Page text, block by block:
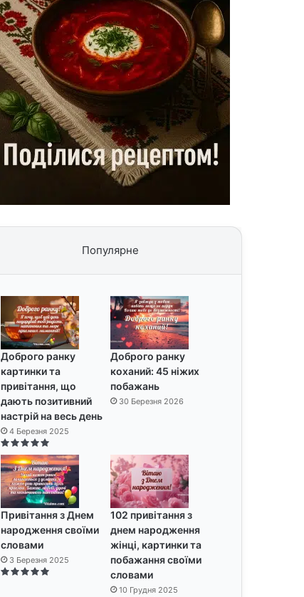
Популярне
Доброго ранку
картинки та
привітання, що
дають позитивний
настрій на весь день
4 Березня 2025
Доброго ранку
коханий: 45 ніжих
побажань
30 Березня 2026
Привітання з Днем
народження своїми
словами
3 Березня 2025
102 привітання з
днем народження
жінці, картинки та
побажання своїми
словами
10 Грудня 2025